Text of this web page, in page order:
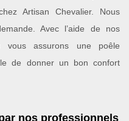
Artisan Chevalier. Nous
Avec l’aide de nos
vous assurons une poêle
de donner un bon confort
nos professionnels